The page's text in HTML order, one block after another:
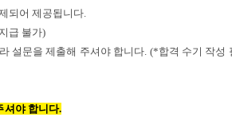
되어 제공됩니다.
급 불가)
설문을 제출해 주셔야 합니다. (*합격 수기 작성
셔야 합니다.